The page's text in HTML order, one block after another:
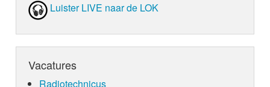
Luister LIVE naar de LOK
Vacatures
Radiotechnicus